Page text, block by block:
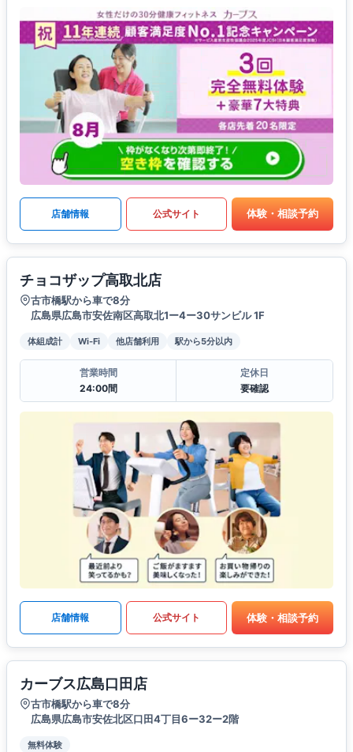
店舗情報 公式サイト 体験・相談予約
チョコザップ高取北店
古市橋駅から車で8分
広島県広島市安佐南区高取北1ー4ー30サンビル 1F
体組成計 Wi-Fi 他店舗利用 駅から5分以内
営業時間
24:00間
定休日
要確認
店舗情報 公式サイト 体験・相談予約
カーブス広島口田店
古市橋駅から車で8分
広島県広島市安佐北区口田4丁目6ー32ー2階
無料体験